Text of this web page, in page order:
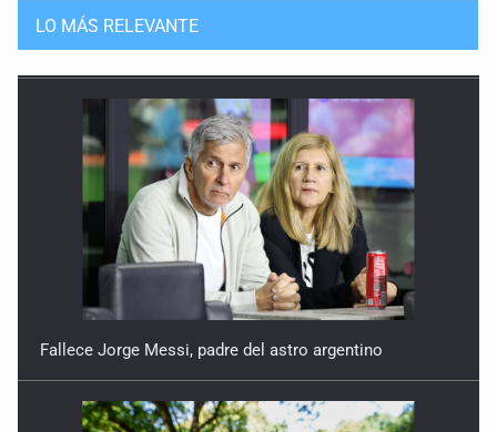
LO MÁS RELEVANTE
Fallece Jorge Messi, padre del astro argentino